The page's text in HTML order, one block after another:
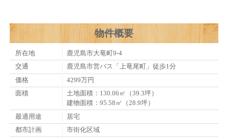
物件概要
所在地
鹿児島市大竜町9-4
交通
鹿児島市営バス「上竜尾町」徒歩1分
価格
4299万円
面積
土地面積：130.06㎡（39.3坪）
建物面積：95.58㎡（28.9坪）
最適用途
居宅
都市計画
市街化区域